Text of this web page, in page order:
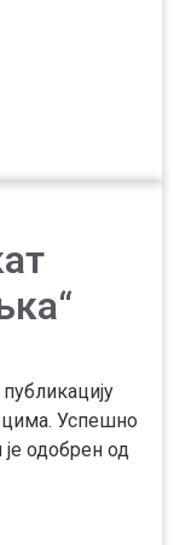
публикацију
Успешно
је одобрен од